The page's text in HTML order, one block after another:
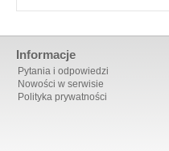
Informacje
Pytania i odpowiedzi
Nowości w serwisie
Polityka prywatności